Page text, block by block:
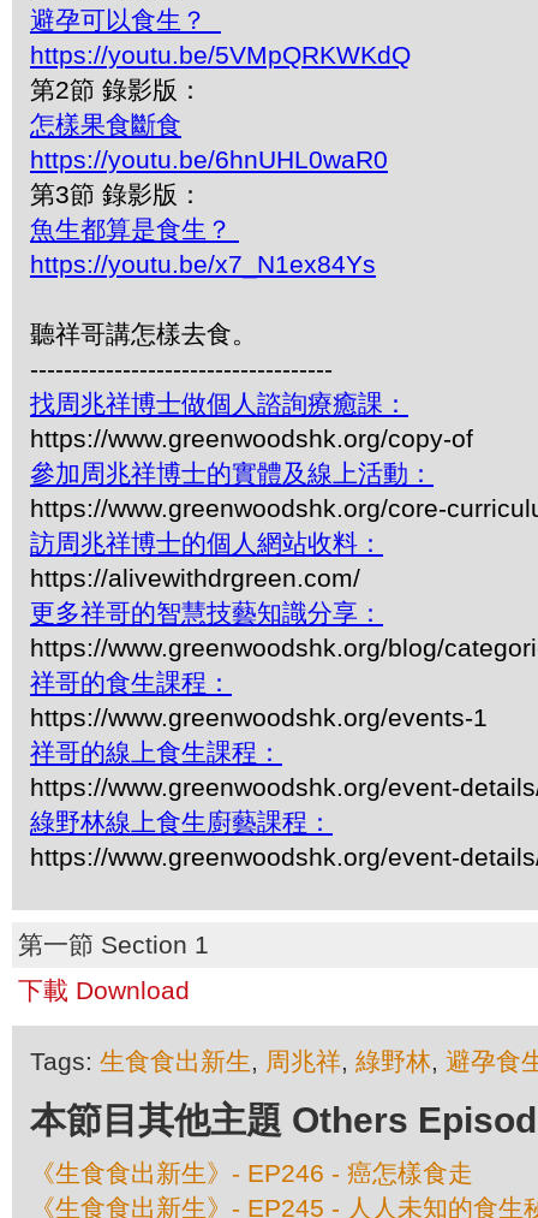
避孕可以食生？
https://youtu.be/5VMpQRKWKdQ
第2節 錄影版：
怎樣果食斷食
https://youtu.be/6hnUHL0waR0
第3節 錄影版：
魚生都算是食生？
https://youtu.be/x7_N1ex84Ys
聽祥哥講怎樣去食。
------------------------------------
找周兆祥博士做個人諮詢療癒課：
https://www.greenwoodshk.org/copy-of
參加周兆祥博士的實體及線上活動：
https://www.greenwoodshk.org/core-
訪周兆祥博士的個人網站收料：
https://alivewithdrgreen.com/
更多祥哥的智慧技藝知識分享：
https://www.greenwoodshk.org/blog/
祥哥的食生課程：
https://www.greenwoodshk.org/events-1
祥哥的線上食生課程：
https://www.greenwoodshk.org/event-
綠野林線上食生廚藝課程：
https://www.greenwoodshk.org/event-
第一節 Section 1
下載 Download
Tags: 生食食出新生, 周兆祥, 綠野林, 避孕食
本節目其他主題 Others
《生食食出新生》- EP246 - 癌怎樣食走
《生食食出新生》- EP245 - 人人未知的食生